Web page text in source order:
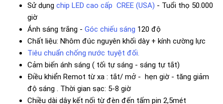
Sử dụng chip LED cao cấp CREE (USA) - Tuổi thọ 50.000
giờ
Ánh sáng trắng - Góc chiếu sáng 120 độ
Chất liệu: Nhôm đúc nguyên khối dày + kính cường lực
Tiêu chuẩn chống nước tuyệt đối.
Cảm biến ánh sáng ( tối tự sáng - sáng tự tắt)
Điều khiển Remot từ xa : tắt/ mở - hẹn giờ - tăng giảm
độ sáng . Thời gian sạc: 5-8 giờ
Chiều dài dây kết nối từ đèn đến tấm pin 2,5mét